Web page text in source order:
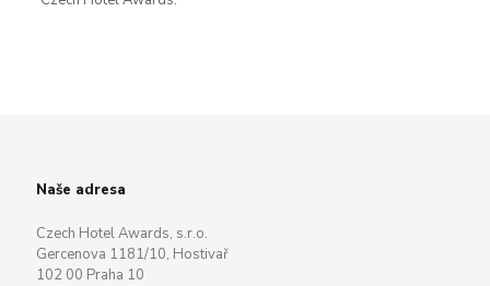
Naše adresa
Czech Hotel Awards, s.r.o.
Gercenova 1181/10, Hostivař
102 00 Praha 10